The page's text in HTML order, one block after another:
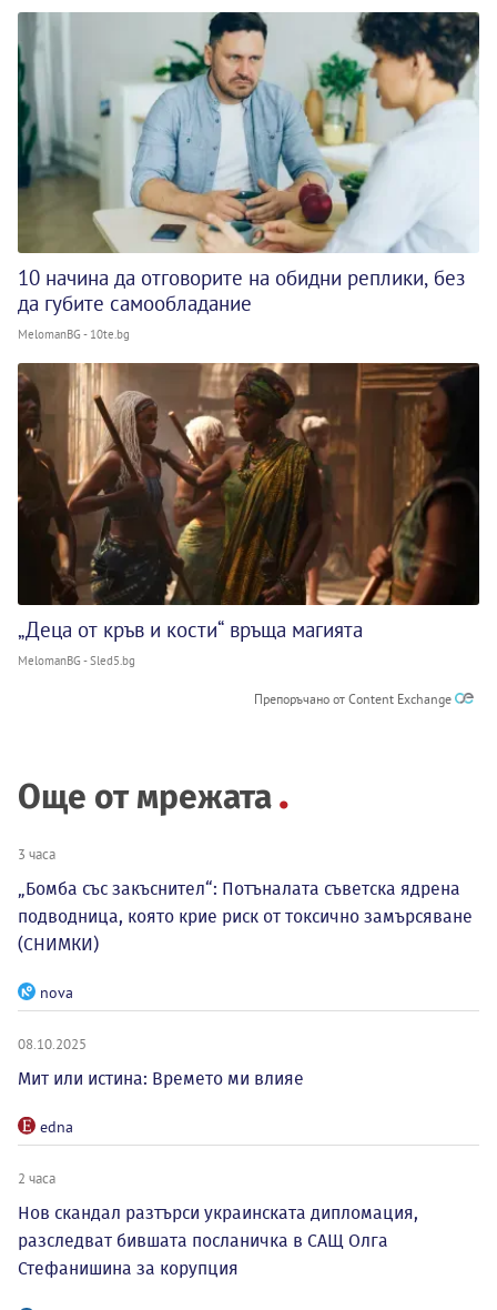
10 начина да отговорите на обидни реплики, без
да губите самообладание
MelomanBG - 10te.bg
„Деца от кръв и кости“ връща магията
MelomanBG - Sled5.bg
Препоръчано от Content Exchange
Още от мрежата
3 часа
„Бомба със закъснител“: Потъналата съветска ядрена
подводница, която крие риск от токсично замърсяване
(СНИМКИ)
nova
08.10.2025
Мит или истина: Времето ми влияе
edna
2 часа
Нов скандал разтърси украинската дипломация,
разследват бившата посланичка в САЩ Олга
Стефанишина за корупция